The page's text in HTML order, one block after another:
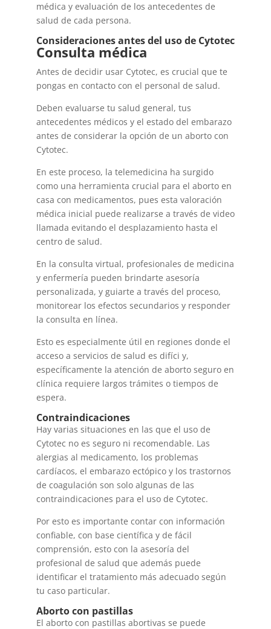
médica y evaluación de los antecedentes de
salud de cada persona.
Consideraciones antes del uso de Cytotec
Consulta médica
Antes de decidir usar Cytotec, es crucial que te
pongas en contacto con el personal de salud.
Deben evaluarse tu salud general, tus
antecedentes médicos y el estado del embarazo
antes de considerar la opción de un aborto con
Cytotec.
En este proceso, la telemedicina ha surgido
como una herramienta crucial para el aborto en
casa con medicamentos, pues esta valoración
médica inicial puede realizarse a través de video
llamada evitando el desplazamiento hasta el
centro de salud.
En la consulta virtual, profesionales de medicina
y enfermería pueden brindarte asesoría
personalizada, y guiarte a través del proceso,
monitorear los efectos secundarios y responder
la consulta en línea.
Esto es especialmente útil en regiones donde el
acceso a servicios de salud es difíci y,
específicamente la atención de aborto seguro en
clínica requiere largos trámites o tiempos de
espera.
Contraindicaciones
Hay varias situaciones en las que el uso de
Cytotec no es seguro ni recomendable. Las
alergias al medicamento, los problemas
cardíacos, el embarazo ectópico y los trastornos
de coagulación son solo algunas de las
contraindicaciones para el uso de Cytotec.
Por esto es importante contar con información
confiable, con base científica y de fácil
comprensión, esto con la asesoría del
profesional de salud que además puede
identificar el tratamiento más adecuado según
tu caso particular.
Aborto con pastillas
El aborto con pastillas abortivas se puede